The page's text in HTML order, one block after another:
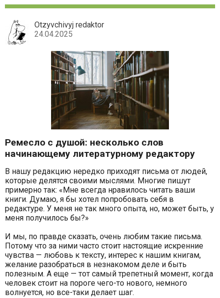
Otzyvchivyj redaktor
24.04.2025
Ремесло с душой: несколько слов
начинающему литературному редактору
В нашу редакцию нередко приходят письма от людей,
которые делятся своими мыслями. Многие пишут
примерно так: «Мне всегда нравилось читать ваши
книги. Думаю, я бы хотел попробовать себя в
редактуре. У меня не так много опыта, но, может быть, у
меня получилось бы?»
И мы, по правде сказать, очень любим такие письма.
Потому что за ними часто стоит настоящие искренние
чувства — любовь к тексту, интерес к нашим книгам,
желание разобраться в незнакомом деле и быть
полезным. А еще — тот самый трепетный момент, когда
человек стоит на пороге чего-то нового, немного
волнуется, но все-таки делает шаг.